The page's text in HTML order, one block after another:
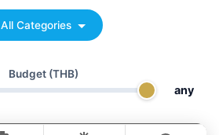
All Categories
Budget (THB)
any